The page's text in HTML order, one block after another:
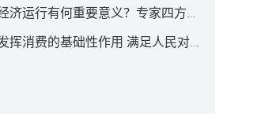
振作工业经济运行有何重要意义？专家四方面权威解读
姚景源：发挥消费的基础性作用 满足人民对美好生活向往